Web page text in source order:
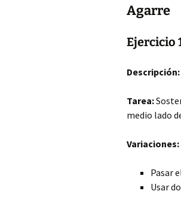
Agarre
Ejercicio
Descripción:
Tarea:
medio lado
Variaciones:
Pasar
Usar